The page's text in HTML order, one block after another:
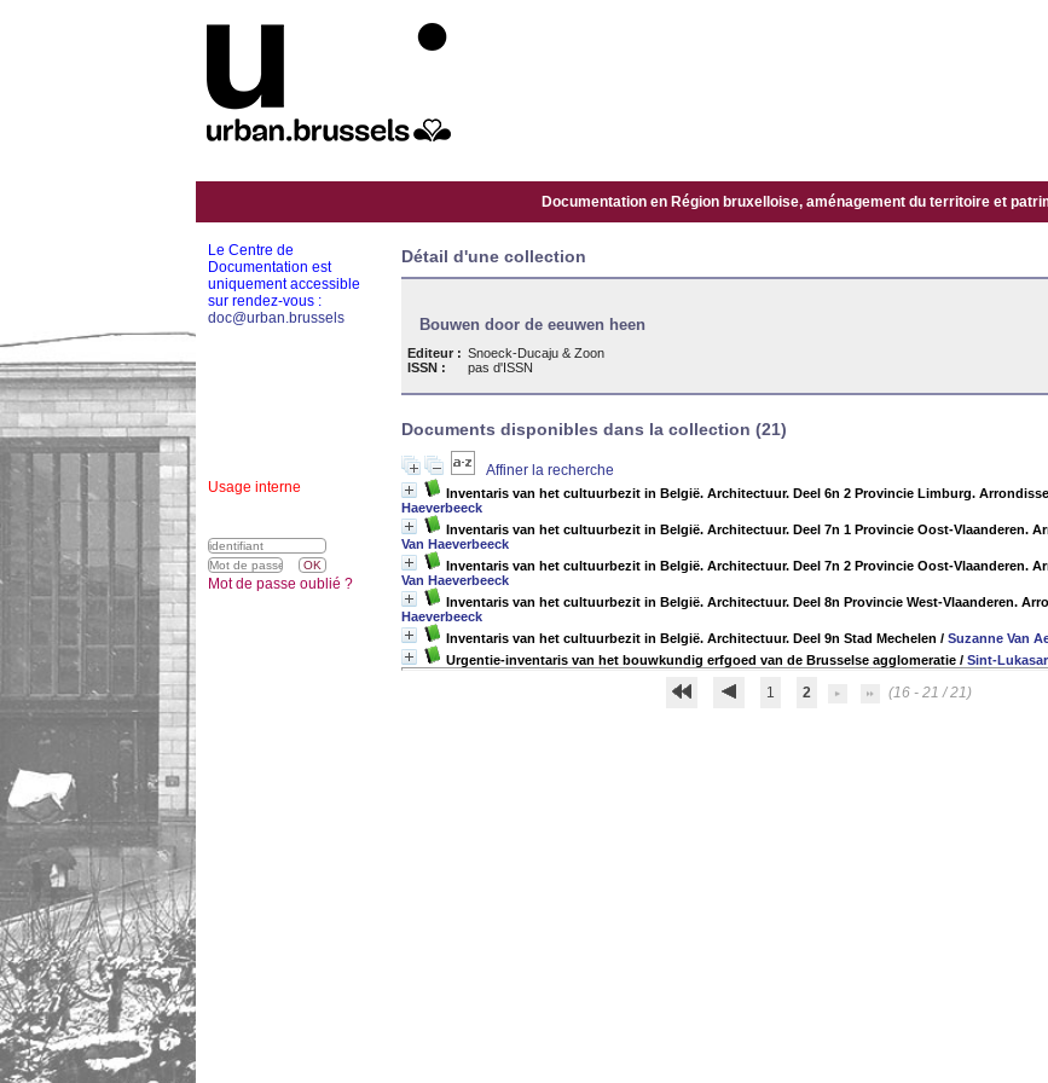
Documentation en Région bruxelloise, aménagement du territoire et
Détail d'une collection
Bouwen door de eeuwen heen
Editeur : Snoeck-Ducaju & Zoon
ISSN :
pas d'ISSN
Documents disponibles dans la collection (21)
Affiner la recherche
Inventaris van het cultuurbezit in België. Architectuur. Deel 6n 2 Provincie Limburg.
Haeverbeeck
Inventaris van het cultuurbezit in België. Architectuur. Deel 7n 1 Provincie Oost-Vlaanderen.
Van Haeverbeeck
Inventaris van het cultuurbezit in België. Architectuur. Deel 7n 2 Provincie Oost-Vlaanderen.
Van Haeverbeeck
Inventaris van het cultuurbezit in België. Architectuur. Deel 8n Provincie West-Vlaanderen.
Haeverbeeck
Inventaris van het cultuurbezit in België. Architectuur. Deel 9n Stad Mechelen / Suzanne Van
Urgentie-inventaris van het bouwkundig erfgoed van de Brusselse agglomeratie / Sint-
1 2 (16 - 21 / 21)
Le Centre de
Documentation est
uniquement accessible
sur rendez-vous :
doc@urban.brussels
Usage interne
Mot de passe oublié ?